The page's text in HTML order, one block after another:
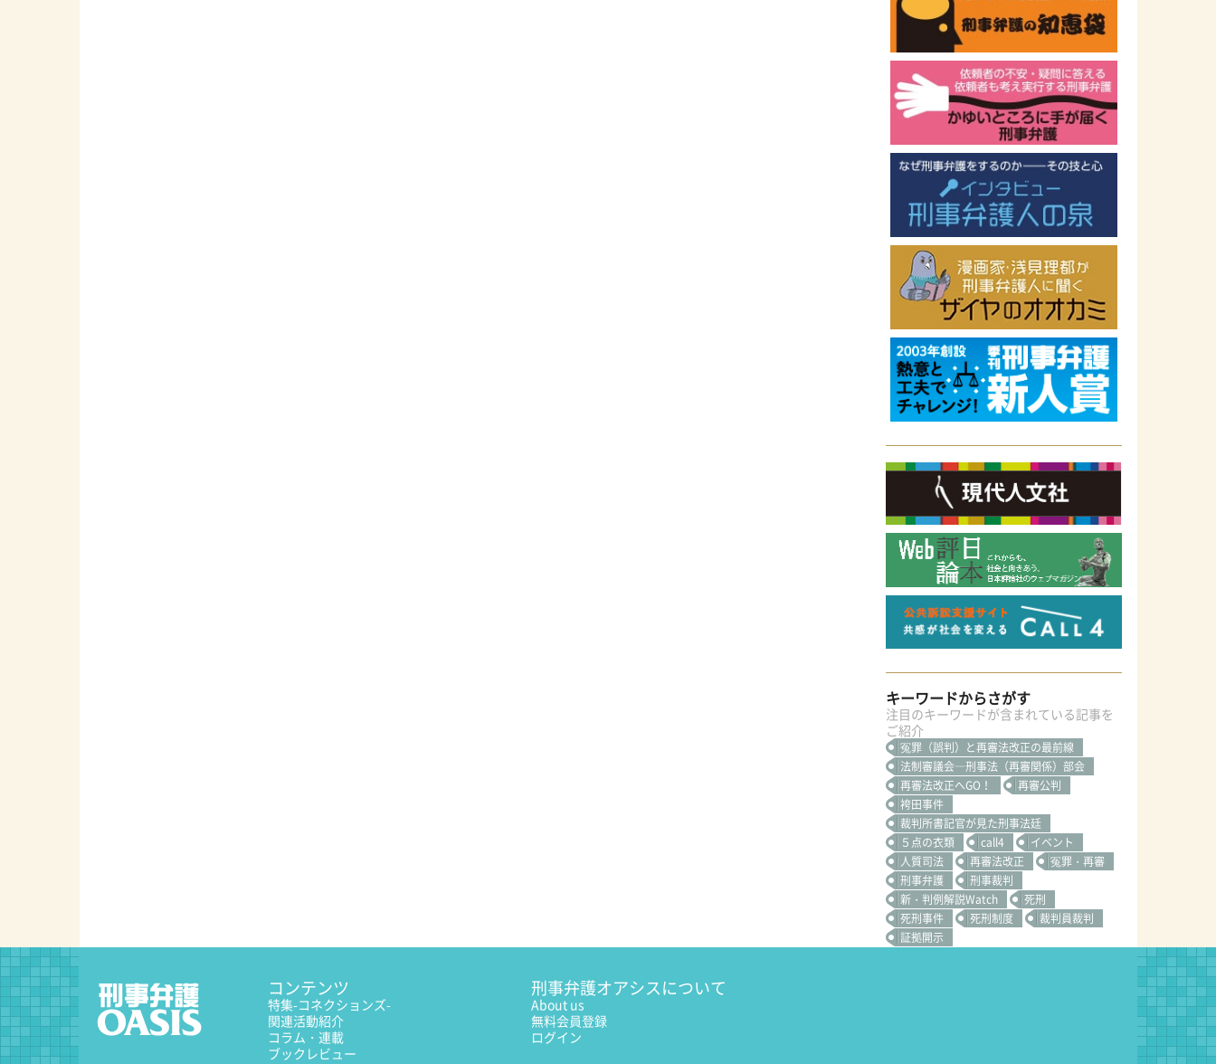
キーワードからさがす
注目のキーワードが含まれている記事を
ご紹介
冤罪（誤判）と再審法改正の最前線
法制審議会―刑事法（再審関係）部会
再審法改正へGO！
再審公判
袴田事件
裁判所書記官が見た刑事法廷
５点の衣類
call4
イベント
人質司法
再審法改正
冤罪・再審
刑事弁護
刑事裁判
新・判例解説Watch
死刑
死刑事件
死刑制度
裁判員裁判
証拠開示
コンテンツ
特集-コネクションズ-
関連活動紹介
コラム・連載
ブックレビュー
刑事弁護オアシスについて
About us
無料会員登録
ログイン